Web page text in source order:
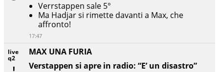
live
q2
MAX UNA FURIA
Verstappen si apre in radio: “E’ un disastro”
Verrstappen sale 5°
Ma Hadjar si rimette davanti a Max, che
affronto!
17:47